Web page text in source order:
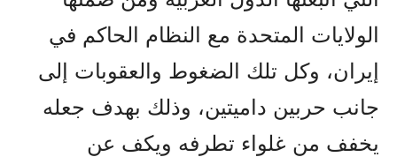
الولايات المتحدة مع النظام الحاكم في
إيران، وكل تلك الضغوط والعقوبات إلى
جانب حربين داميتين، وذلك بهدف جعله
يخفف من غلواء تطرفه ويكف عن